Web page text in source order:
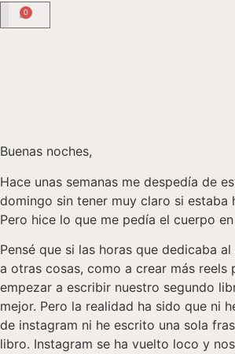
0
Buenas noches,
Hace unas semanas me despedía de
domingo sin tener muy claro si estaba
Pero hice lo que me pedía el cuerpo
Pensé que si las horas que dedicaba
a otras cosas, como a crear más reels
empezar a escribir nuestro segundo
mejor. Pero la realidad ha sido que ni
de instagram ni he escrito una sola
libro. Instagram se ha vuelto loco y